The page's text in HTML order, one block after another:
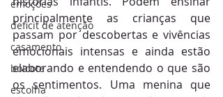
emoções
deficit de atenção
casamento
boicote
escolha
principalmente as crianças que
passam por descobertas e vivências
emocionais intensas e ainda estão
elaborando e entendendo o que são
os sentimentos. Uma menina que